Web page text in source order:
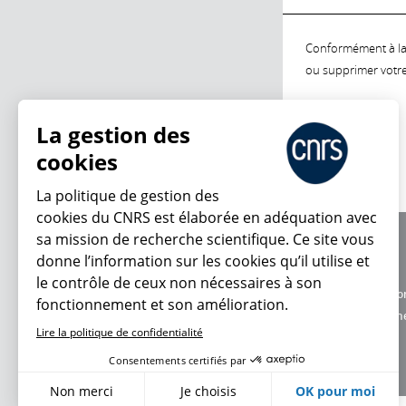
Conformément à
ou supprimer
Charte
Données
La gestion des
cookies
La politique de gestion des
cookies du CNRS est élaborée en adéquation avec
sa mission de recherche scientifique. Ce site vous
donne l’information sur les cookies qu’il utilise et
le contrôle de ceux non nécessaires à son
fonctionnement et son amélioration.
Lire la politique de confidentialité
Consentements certifiés par
Non merci Je choisis OK pour moi